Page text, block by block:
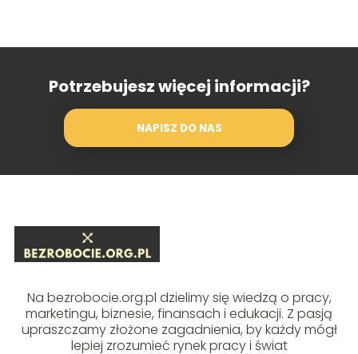
Potrzebujesz więcej informacji?
NAPISZ DO NAS
Na bezrobocie.org.pl dzielimy się wiedzą o pracy,
marketingu, biznesie, finansach i edukacji. Z pasją
upraszczamy złożone zagadnienia, by każdy mógł
lepiej zrozumieć rynek pracy i świat